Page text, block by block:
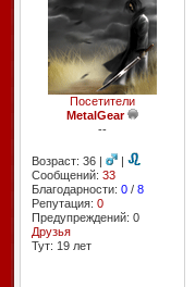
Посетители
MetalGear
--
Возраст: 36 |
|
Сообщений: 33
Благодарности: 0/ 8
Репутация: 0
Предупреждений: 0
Друзья
Тут: 19 лет